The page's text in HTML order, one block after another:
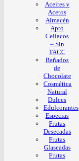
Aceites y
Acetos
Almacén
Apto
Celíacos
– Sin
TACC
Bañados
de
Chocolate
Cosmética
Natural
Dulces
Edulcorantes
Especias
Frutas
Desecadas
Frutas
Glaseadas
Frutas